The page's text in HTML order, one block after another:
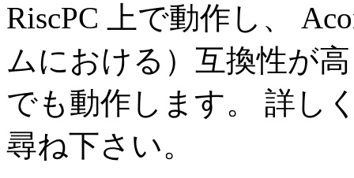
RiscPC 上で動作し、
ムにおける）互換性が
でも動作します。 詳し
尋ね下さい。